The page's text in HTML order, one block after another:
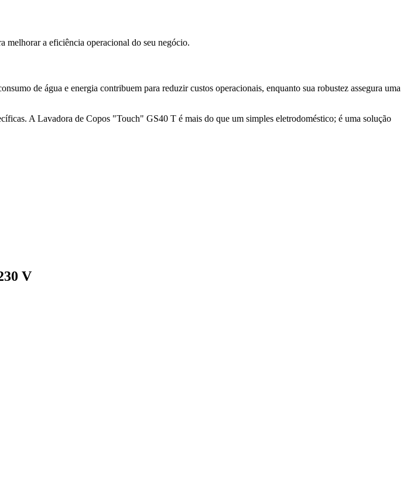
melhorar a eficiência operacional do seu negócio.
de água e energia contribuem para reduzir custos operacionais, enquanto sua robustez assegura uma
A Lavadora de Copos "Touch" GS40 T é mais do que um simples eletrodoméstico; é uma solução
V